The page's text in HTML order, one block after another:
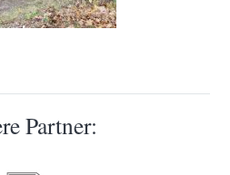
Partner: